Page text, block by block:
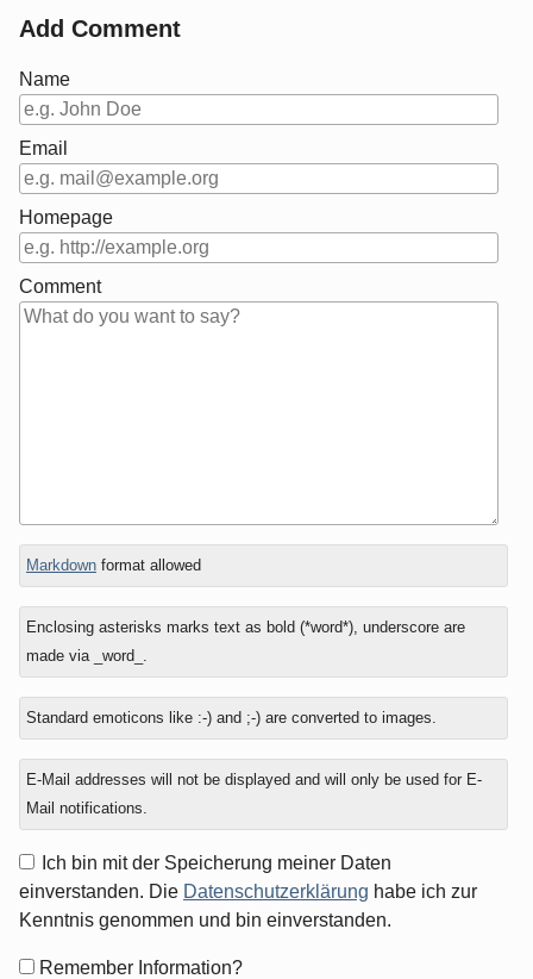
Add Comment
Name
Email
Homepage
Comment
In
reply
to
What
is
seven
Markdownformat allowed
Enclosing asterisks marks text as bold (*word*), underscore are
made via _word_.
Standard emoticons like :-) and ;-) are converted to images.
E-Mail addresses will not be displayed and will only be used for E-
Mail notifications.
Ich bin mit der Speicherung meiner Daten
einverstanden. Die Datenschutzerklärung habe ich zur
Kenntnis genommen und bin einverstanden.
FormRemember Information?